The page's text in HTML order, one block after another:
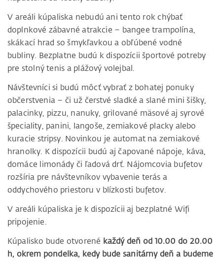
V areáli kúpaliska nebudú ani tento rok chýbať
doplnkové zábavné atrakcie – bangee trampolína,
skákací hrad so šmykľavkou a obľúbené vodné
bubliny. Bezplatne budú k dispozícii športové potreby
pre stolný tenis a plážový volejbal.
Návštevníci si budú môcť vybrať z bohatej ponuky
občerstvenia – či už čerstvé sladké a slané mini šišky,
palacinky, pizzu, nanuky, grilované mäsové aj syrové
špeciality, panini, langoše, zemiakové placky alebo
kuracie stripsy. Novinkou je automat na zemiakové
hranolky. K dispozícii budú aj čapované nápoje, káva,
domáce limonády či ľadová drť. Nájomcovia bufetov
rozšíria pre návštevníkov vybavenie terás a
oddychového priestoru v blízkosti bufetov.
V areáli kúpaliska je k dispozícii aj bezplatné Wifi
pripojenie.
Kúpalisko bude otvorené každý deň od 10.00 do 20.00
h, okrem pondelka, kedy bude sanitárny deň a budeme